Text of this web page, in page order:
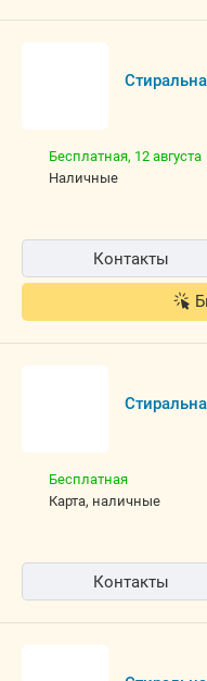
наличные
карта, наличные
Контакты